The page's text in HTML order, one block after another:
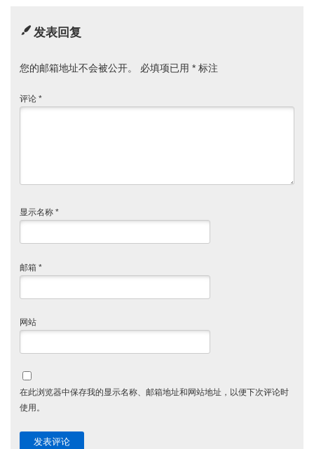
发表回复
您的邮箱地址不会被公开。 必填项已用 *标注
评论 *
显示名称 *
邮箱 *
网站
在此浏览器中保存我的显示名称、邮箱地址和网站地址，以便下次评论时
使用。